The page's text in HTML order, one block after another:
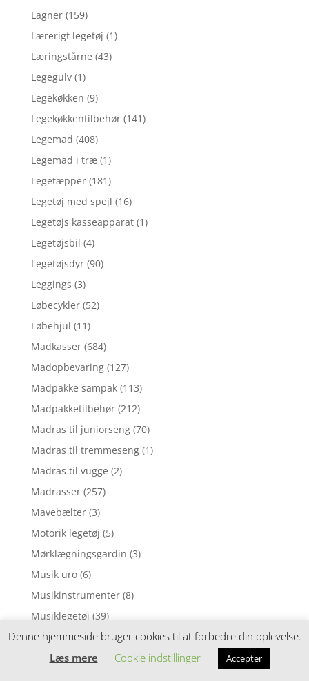
Lagner (159)
Lærerigt legetøj (1)
Læringstårne (43)
Legegulv (1)
Legekøkken (9)
Legekøkkentilbehør (141)
Legemad (408)
Legemad i træ (1)
Legetæpper (181)
Legetøj med spejl (16)
Legetøjs kasseapparat (1)
Legetøjsbil (4)
Legetøjsdyr (90)
Leggings (3)
Løbecykler (52)
Løbehjul (11)
Madkasser (684)
Madopbevaring (127)
Madpakke sampak (113)
Madpakketilbehør (212)
Madras til juniorseng (70)
Madras til tremmeseng (1)
Madras til vugge (2)
Madrasser (257)
Mavebælter (3)
Motorik legetøj (5)
Mørklægningsgardin (3)
Musik uro (6)
Musikinstrumenter (8)
Musiklegetøj (39)
Myggenet (1)
Natlampe (37)
Denne hjemmeside bruger cookies til at forbedre din oplevelse.
Læs mere
Cookie indstillinger Accepter